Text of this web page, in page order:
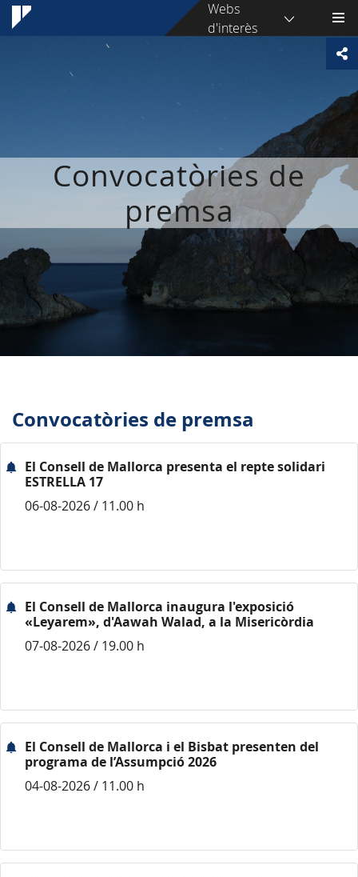
Webs
d'interès
Convocatòries de
premsa
Convocatòries de premsa
El Consell de Mallorca presenta el repte solidari
ESTRELLA 17
06-08-2026 / 11.00 h
El Consell de Mallorca inaugura l'exposició
«Leyarem», d'Aawah Walad, a la Misericòrdia
07-08-2026 / 19.00 h
El Consell de Mallorca i el Bisbat presenten del
programa de l’Assumpció 2026
04-08-2026 / 11.00 h